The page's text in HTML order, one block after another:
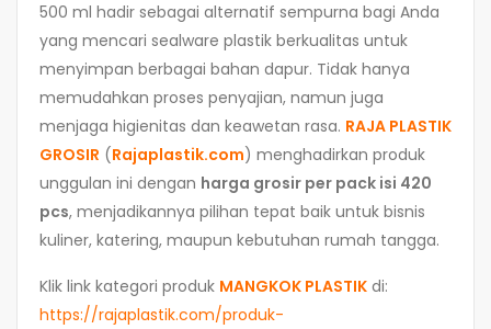
500 ml hadir sebagai alternatif sempurna bagi Anda
yang mencari sealware plastik berkualitas untuk
menyimpan berbagai bahan dapur. Tidak hanya
memudahkan proses penyajian, namun juga
menjaga higienitas dan keawetan rasa. RAJA PLASTIK
GROSIR (Rajaplastik.com) menghadirkan produk
unggulan ini dengan harga grosir per pack isi 420
pcs, menjadikannya pilihan tepat baik untuk bisnis
kuliner, katering, maupun kebutuhan rumah tangga.
Klik link kategori produk MANGKOK PLASTIK di:
https://rajaplastik.com/produk-